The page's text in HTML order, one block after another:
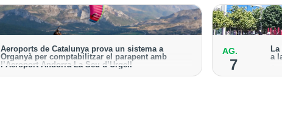
Aeroports de Catalunya prova un sistema a
Organyà per comptabilitzar el parapent amb
l’Aeroport Andorra-La Seu d’Urgell
El dispositiu geolocalitza els parapentistes amb una
AG.
7
a